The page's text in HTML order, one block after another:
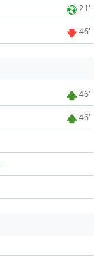
21'
46'
46'
46'